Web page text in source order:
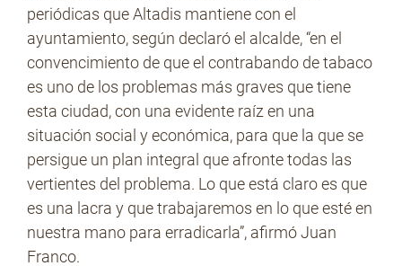
periódicas que Altadis mantiene con el
ayuntamiento, según declaró el alcalde, “en el
convencimiento de que el contrabando de tabaco
es uno de los problemas más graves que tiene
esta ciudad, con una evidente raíz en una
situación social y económica, para que la que se
persigue un plan integral que afronte todas las
vertientes del problema. Lo que está claro es que
es una lacra y que trabajaremos en lo que esté en
nuestra mano para erradicarla”, afirmó Juan
Franco.